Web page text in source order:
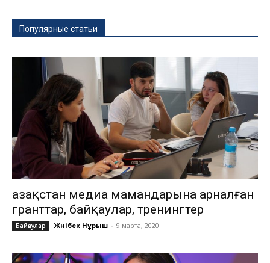
Популярные статьи
Қазақстан медиа мамандарына арналған
гранттар, байқаулар, тренингтер
Байқаулар Жәнібек Нұрыш - 9 марта, 2020